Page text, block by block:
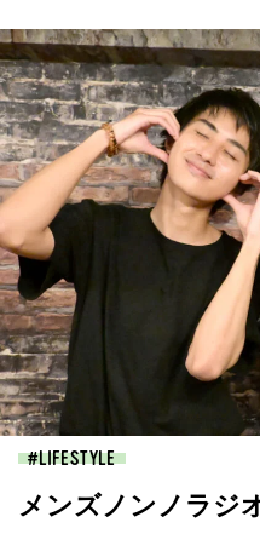
LIFESTYLE
メンズノンノラジ